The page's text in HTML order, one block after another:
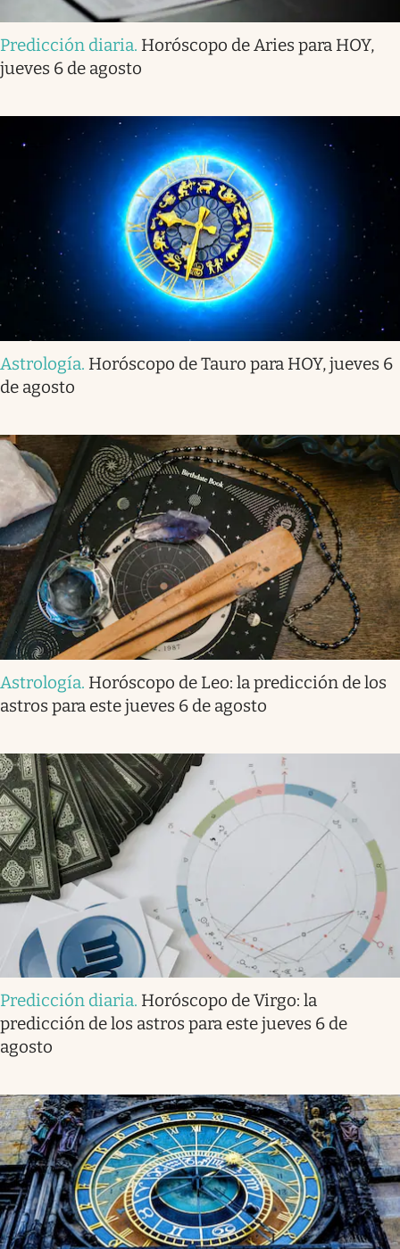
Predicción diaria. Horóscopo de Aries para HOY,
jueves 6 de agosto
Astrología. Horóscopo de Tauro para HOY, jueves 6
de agosto
Astrología. Horóscopo de Leo: la predicción de los
astros para este jueves 6 de agosto
Predicción diaria. Horóscopo de Virgo: la
predicción de los astros para este jueves 6 de
agosto